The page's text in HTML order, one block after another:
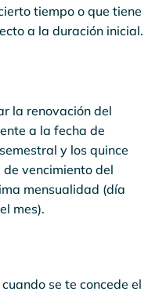
tiempo o que tiene
a la duración inicial.
la renovación del
a la fecha de
y los quince
vencimiento del
mensualidad (día
mes).
se te concede el